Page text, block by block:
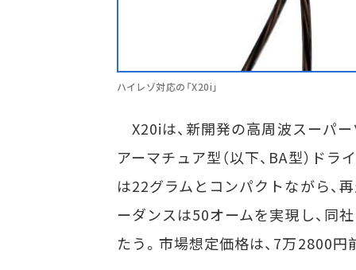
ハイレゾ対応の「X20i」
X20iは、新開発の高周波スーパー
アーマチュア型（以下、BA型）ド
は22グラムとコンパクトながら、
ーダンスは50オームを実現し、同
たう。市場想定価格は、7万2800円